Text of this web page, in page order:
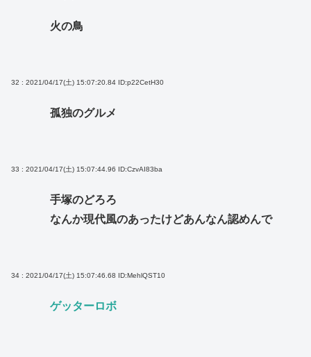
火の鳥
32 : 2021/04/17(土) 15:07:20.84 ID:p22CetH30
孤独のグルメ
33 : 2021/04/17(土) 15:07:44.96 ID:CzvAI83ba
手塚のどろろ
なんか現代風のあったけどあんなん認めんで
34 : 2021/04/17(土) 15:07:46.68 ID:MehlQST10
ゲッターロボ